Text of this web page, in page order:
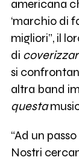
americana
‘marchio di
migliori”, il
di
si
altra band
questa
“Ad un
Nostri